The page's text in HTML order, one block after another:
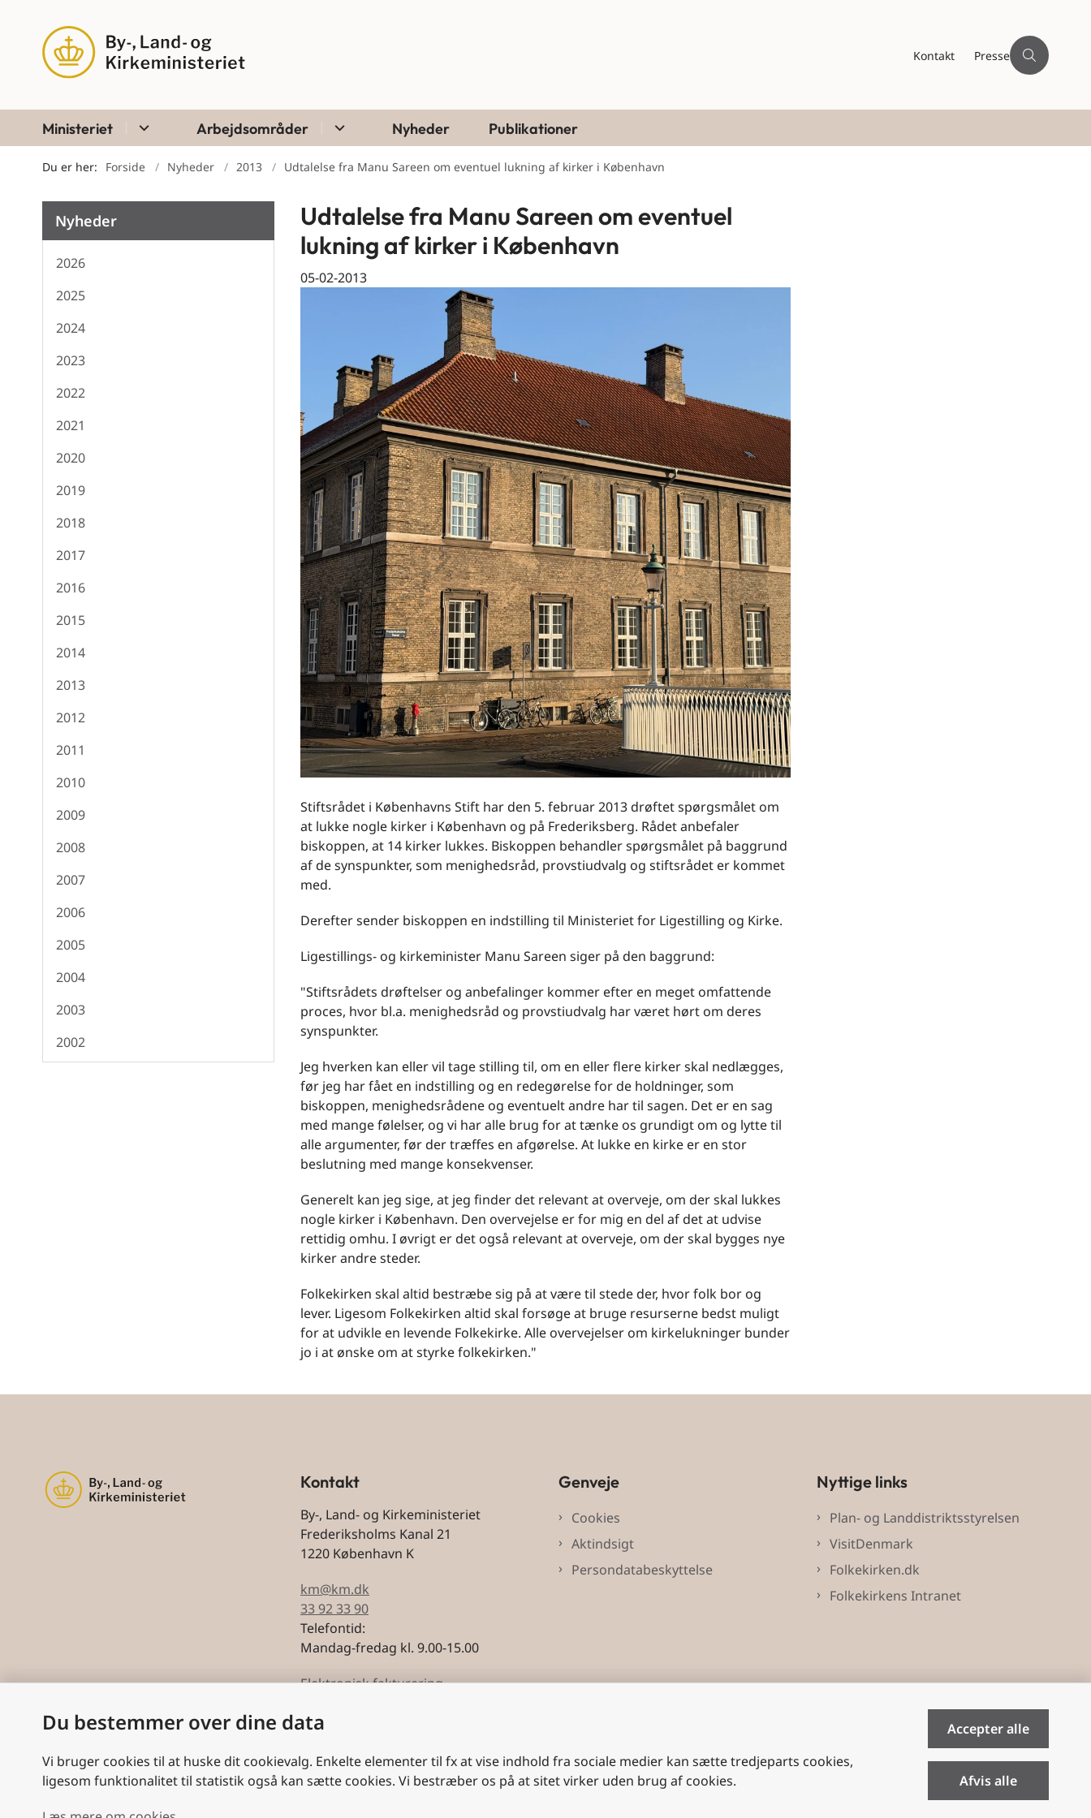
Kontakt Presse
Ministeriet Arbejdsområder Nyheder Publikationer
Du er her: Forside Nyheder 2013 Udtalelse fra Manu Sareen om eventuel lukning af kirker i København
Nyheder
2026
2025
2024
2023
2022
2021
2020
2019
2018
2017
2016
2015
2014
2013
2012
2011
2010
2009
2008
2007
2006
2005
2004
2003
2002
Udtalelse fra Manu Sareen om eventuel
lukning af kirker i København
05-02-2013
Stiftsrådet i Københavns Stift har den 5. februar 2013 drøftet spørgsmålet om
at lukke nogle kirker i København og på Frederiksberg. Rådet anbefaler
biskoppen, at 14 kirker lukkes. Biskoppen behandler spørgsmålet på baggrund
af de synspunkter, som menighedsråd, provstiudvalg og stiftsrådet er kommet
med.
Derefter sender biskoppen en indstilling til Ministeriet for Ligestilling og Kirke.
Ligestillings- og kirkeminister Manu Sareen siger på den baggrund:
"Stiftsrådets drøftelser og anbefalinger kommer efter en meget omfattende
proces, hvor bl.a. menighedsråd og provstiudvalg har været hørt om deres
synspunkter.
Jeg hverken kan eller vil tage stilling til, om en eller flere kirker skal nedlægges,
før jeg har fået en indstilling og en redegørelse for de holdninger, som
biskoppen, menighedsrådene og eventuelt andre har til sagen. Det er en sag
med mange følelser, og vi har alle brug for at tænke os grundigt om og lytte til
alle argumenter, før der træffes en afgørelse. At lukke en kirke er en stor
beslutning med mange konsekvenser.
Generelt kan jeg sige, at jeg finder det relevant at overveje, om der skal lukkes
nogle kirker i København. Den overvejelse er for mig en del af det at udvise
rettidig omhu. I øvrigt er det også relevant at overveje, om der skal bygges nye
kirker andre steder.
Folkekirken skal altid bestræbe sig på at være til stede der, hvor folk bor og
lever. Ligesom Folkekirken altid skal forsøge at bruge resurserne bedst muligt
for at udvikle en levende Folkekirke. Alle overvejelser om kirkelukninger bunder
jo i at ønske om at styrke folkekirken."
Kontakt
By-, Land- og Kirkeministeriet
Frederiksholms Kanal 21
1220 København K
km@km.dk
33 92 33 90
Telefontid:
Mandag-fredag kl. 9.00-15.00
Elektronisk fakturering
CVR: 59743228
Genveje
Cookies
Aktindsigt
Persondatabeskyttelse
Nyttige links
Plan- og Landdistriktsstyrelsen
VisitDenmark
Folkekirken.dk
Folkekirkens Intranet
Du bestemmer over dine data
Vi bruger cookies til at huske dit cookievalg. Enkelte elementer til fx at vise indhold fra sociale medier kan sætte tredjeparts cookies,
ligesom funktionalitet til statistik også kan sætte cookies. Vi bestræber os på at sitet virker uden brug af cookies.
Accepter alle
Afvis alle